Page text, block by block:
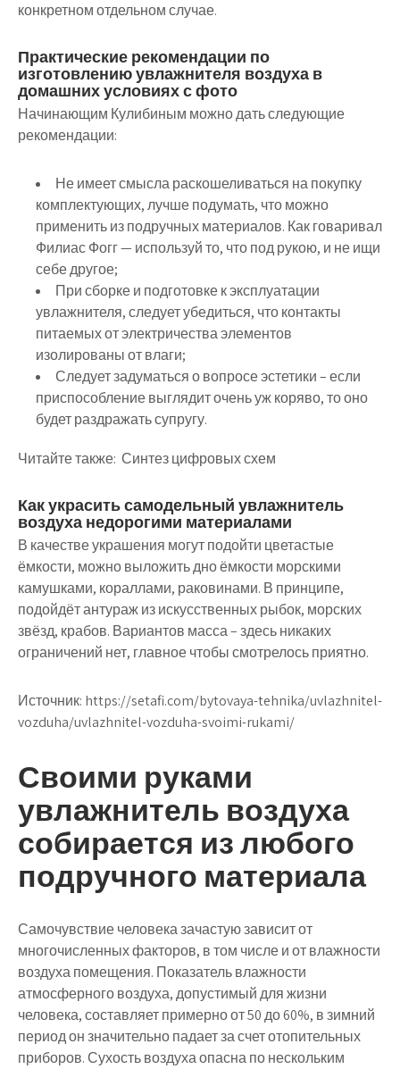
конкретном отдельном случае.
Практические рекомендации по
изготовлению увлажнителя воздуха в
домашних условиях с фото
Начинающим Кулибиным можно дать следующие
рекомендации:
Не имеет смысла раскошеливаться на покупку
комплектующих, лучше подумать, что можно
применить из подручных материалов. Как говаривал
Филиас Фогг — используй то, что под рукою, и не ищи
себе другое;
При сборке и подготовке к эксплуатации
увлажнителя, следует убедиться, что контакты
питаемых от электричества элементов
изолированы от влаги;
Следует задуматься о вопросе эстетики – если
приспособление выглядит очень уж коряво, то оно
будет раздражать супругу.
Читайте также: Синтез цифровых схем
Как украсить самодельный увлажнитель
воздуха недорогими материалами
В качестве украшения могут подойти цветастые
ёмкости, можно выложить дно ёмкости морскими
камушками, кораллами, раковинами. В принципе,
подойдёт антураж из искусственных рыбок, морских
звёзд, крабов. Вариантов масса – здесь никаких
ограничений нет, главное чтобы смотрелось приятно.
Источник: https://setafi.com/bytovaya-tehnika/uvlazhnitel-
vozduha/uvlazhnitel-vozduha-svoimi-rukami/
Своими руками
увлажнитель воздуха
собирается из любого
подручного материала
Самочувствие человека зачастую зависит от
многочисленных факторов, в том числе и от влажности
воздуха помещения. Показатель влажности
атмосферного воздуха, допустимый для жизни
человека, составляет примерно от 50 до 60%, в зимний
период он значительно падает за счет отопительных
приборов. Сухость воздуха опасна по нескольким